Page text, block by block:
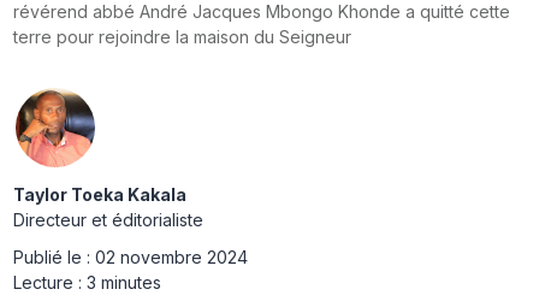
révérend abbé André Jacques Mbongo Khonde a quitté cette
terre pour rejoindre la maison du Seigneur
Taylor Toeka Kakala
Directeur et éditorialiste
Publié le :02 novembre 2024
Lecture :3 minutes